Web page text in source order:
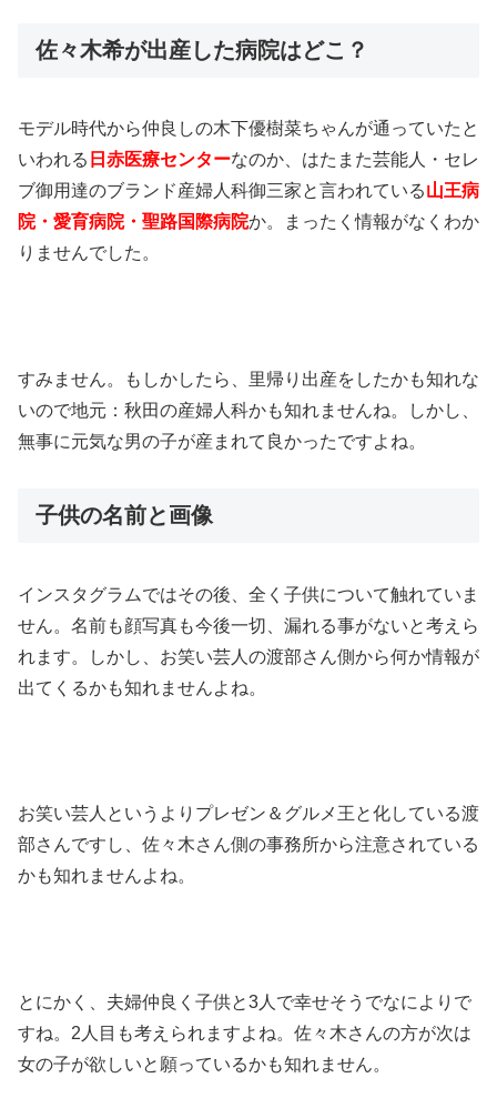
佐々木希が出産した病院はどこ？
モデル時代から仲良しの木下優樹菜ちゃんが通っていたと
いわれる 日赤医療センターなのか、はたまた芸能人・セレ
ブ御用達のブランド産婦人科御三家と言われている山王病
院・愛育病院・聖路国際病院か。まったく情報がなくわか
りませんでした。
すみません。もしかしたら、里帰り出産をしたかも知れな
いので地元：秋田の産婦人科かも知れませんね。しかし、
無事に元気な男の子が産まれて良かったですよね。
子供の名前と画像
インスタグラムではその後、全く子供について触れていま
せん。名前も顔写真も今後一切、漏れる事がないと考えら
れます。しかし、お笑い芸人の渡部さん側から何か情報が
出てくるかも知れませんよね。
お笑い芸人というよりプレゼン＆グルメ王と化している渡
部さんですし、佐々木さん側の事務所から注意されている
かも知れませんよね。
とにかく、夫婦仲良く子供と3人で幸せそうでなによりで
すね。2人目も考えられますよね。佐々木さんの方が次は
女の子が欲しいと願っているかも知れません。